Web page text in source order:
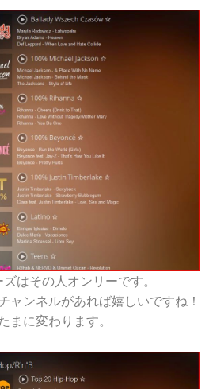
はその人オンリーです。
ャンネルがあれば嬉しいですね！
まに変わります。